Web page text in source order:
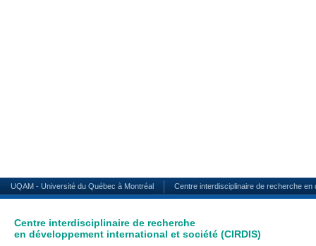
UQAM - Université du Québec à Montréal Centre interdisciplinaire de recherche
Centre interdisciplinaire de recherche
en développement international et société (CIRDIS)